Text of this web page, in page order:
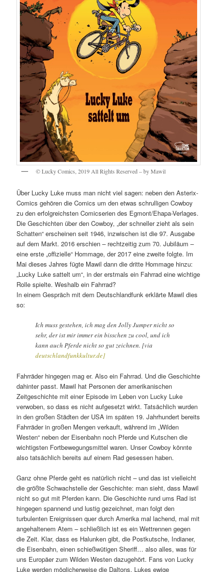
© Lucky Comics, 2019 All Rights Reserved – by Mawil
Über Lucky Luke muss man nicht viel sagen: neben den Asterix-
Comics gehören die Comics um den etwas schrulligen Cowboy
zu den erfolgreichsten Comicserien des Egmont/Ehapa-Verlages.
Die Geschichten über den Cowboy, „der schneller zieht als sein
Schatten“ erscheinen seit 1946, inzwischen ist die 97. Ausgabe
auf dem Markt. 2016 erschien – rechtzeitig zum 70. Jubiläum –
eine erste „offizielle“ Hommage, der 2017 eine zweite folgte. Im
Mai dieses Jahres fügte Mawil dann die dritte Hommage hinzu:
„Lucky Luke sattelt um“, in der erstmals ein Fahrrad eine wichtige
Rolle spielte. Weshalb ein Fahrrad?
In einem Gespräch mit dem Deutschlandfunk erklärte Mawil dies
so:
Ich muss gestehen, ich mag den Jolly Jumper nicht so
sehr, der ist mir immer ein bisschen zu cool, und ich
kann auch Pferde nicht so gut zeichnen. [via
deutschlandfunkkultur.de]
Fahrräder hingegen mag er. Also ein Fahrrad. Und die Geschichte
dahinter passt. Mawil hat Personen der amerikanischen
Zeitgeschichte mit einer Episode im Leben von Lucky Luke
verwoben, so dass es nicht aufgesetzt wirkt. Tatsächlich wurden
in den großen Städten der USA im späten 19. Jahrhundert bereits
Fahrräder in großen Mengen verkauft, während im „Wilden
Westen“ neben der Eisenbahn noch Pferde und Kutschen die
wichtigsten Fortbewegungsmittel waren. Unser Cowboy könnte
also tatsächlich bereits auf einem Rad gesessen haben.
Ganz ohne Pferde geht es natürlich nicht – und das ist vielleicht
die größte Schwachstelle der Geschichte: man sieht, dass Mawil
nicht so gut mit Pferden kann. Die Geschichte rund ums Rad ist
hingegen spannend und lustig gezeichnet, man folgt den
turbulenten Ereignissen quer durch Amerika mal lachend, mal mit
angehaltenem Atem – schließlich ist es ein Wettrennen gegen
die Zeit. Klar, dass es Halunken gibt, die Postkutsche, Indianer,
die Eisenbahn, einen schießwütigen Sheriff… also alles, was für
uns Europäer zum Wilden Westen dazugehört. Fans von Lucky
Luke werden möglicherweise die Daltons, Lukes ewige